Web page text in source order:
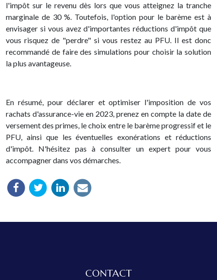
l'impôt sur le revenu dès lors que vous atteignez la tranche
marginale de 30 %. Toutefois, l'option pour le barème est à
envisager si vous avez d'importantes réductions d'impôt que
vous risquez de "perdre" si vous restez au PFU. Il est donc
recommandé de faire des simulations pour choisir la solution
la plus avantageuse.
En résumé, pour déclarer et optimiser l'imposition de vos
rachats d'assurance-vie en 2023, prenez en compte la date de
versement des primes, le choix entre le barème progressif et le
PFU, ainsi que les éventuelles exonérations et réductions
d'impôt. N'hésitez pas à consulter un expert pour vous
accompagner dans vos démarches.
CONTACT